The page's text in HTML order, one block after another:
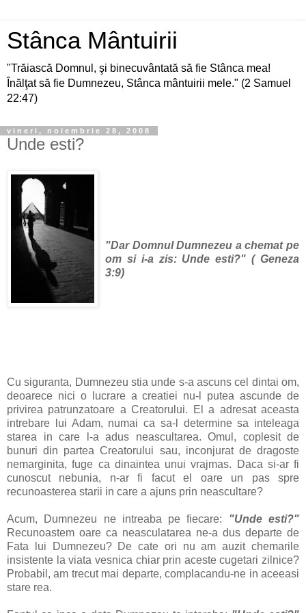
Stânca Mântuirii
"Trăiască Domnul, şi binecuvântată să fie Stânca mea!
Înălţat să fie Dumnezeu, Stânca mântuirii mele." (2 Samuel
22:47)
vineri, noiembrie 28, 2008
Unde esti?
"Dar Domnul Dumnezeu a chemat pe
om si i-a zis: Unde esti?" ( Geneza
3:9)
Cu siguranta, Dumnezeu stia unde s-a ascuns cel dintai om,
deoarece nici o lucrare a creatiei nu-l putea ascunde de
privirea patrunzatoare a Creatorului. El a adresat aceasta
intrebare lui Adam, numai ca sa-l determine sa inteleaga
starea in care l-a adus neascultarea. Omul, coplesit de
bunuri din partea Creatorului sau, inconjurat de dragoste
nemarginita, fuge ca dinaintea unui vrajmas. Daca si-ar fi
cunoscut nebunia, n-ar fi facut el oare un pas spre
recunoasterea starii in care a ajuns prin neascultare?
Acum, Dumnezeu ne intreaba pe fiecare: "Unde esti?"
Recunoastem oare ca neasculatarea ne-a dus departe de
Fata lui Dumnezeu? De cate ori nu am auzit chemarile
insistente la viata vesnica chiar prin aceste cugetari zilnice?
Probabil, am trecut mai departe, complacandu-ne in aceeasi
stare rea.